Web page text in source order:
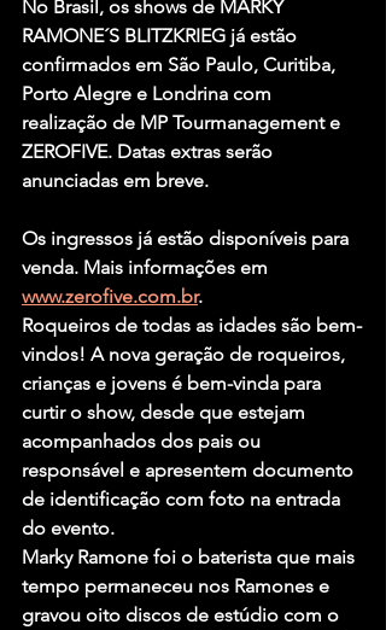
No Brasil, os shows de MARKY
RAMONE´S BLITZKRIEG já estão
confirmados em São Paulo, Curitiba,
Porto Alegre e Londrina com
realização de MP Tourmanagement e
ZEROFIVE. Datas extras serão
anunciadas em breve.
Os ingressos já estão disponíveis para
venda. Mais informações em
www.zerofive.com.br.
Roqueiros de todas as idades são bem-
vindos! A nova geração de roqueiros,
crianças e jovens é bem-vinda para
curtir o show, desde que estejam
acompanhados dos pais ou
responsável e apresentem documento
de identificação com foto na entrada
do evento.
Marky Ramone foi o baterista que mais
tempo permaneceu nos Ramones e
gravou oito discos de estúdio com o